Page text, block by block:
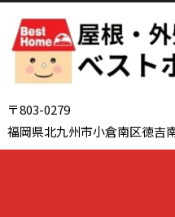
〒803-0279
福岡県北九州市小倉南区徳吉